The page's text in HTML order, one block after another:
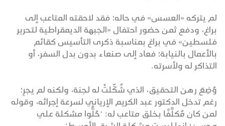
لم يتركه «العسس» في حاله؛ فقد لاحقته المتاعب إلى
براغ، ودفع ثمن حضور احتفال «الجبهة الديمقراطية لتحرير
فلسطين» في براغ بمناسبة ذكرى التأسيس كقائم
بالأعمال بالنيابة؛ فعاد إلى صنعاء بدون بدل السفر، أو
التذاكر له ولأسرته.
وُضِعَ رهن التحقيق، الذي شُكِّلتْ له لجنة، ولكنه لم يجرِ؛
رغم تدخل الدكتور عبد الكريم الإرياني لسرعة إجرائه، وقوله
لمن كان مُكلَّفًا بخلق متاعب له: "حُلُّوا مشكلة علي